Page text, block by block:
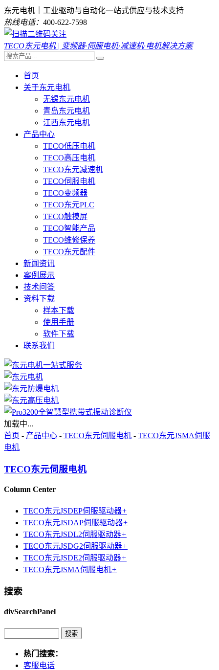
东元电机｜工业驱动与自动化一站式供应与技术支持
热线电话： 400-622-7598
TECO东元电机 | 变频器·伺服电机·减速机·电机解决方案
首页
关于东元电机
无锡东元电机
青岛东元电机
江西东元电机
产品中心
TECO低压电机
TECO高压电机
TECO东元减速机
TECO伺服电机
TECO变频器
TECO东元PLC
TECO触摸屏
TECO智能产品
TECO维修保养
TECO东元配件
新闻资讯
案例展示
技术问答
资料下载
样本下载
使用手册
软件下载
联系我们
加载中...
首页 - 产品中心 - TECO东元伺服电机 - TECO东元JSMA伺服
电机
TECO东元伺服电机
Column Center
TECO东元JSDEP伺服驱动器+
TECO东元JSDAP伺服驱动器+
TECO东元JSDL2伺服驱动器+
TECO东元JSDG2伺服驱动器+
TECO东元JSDE2伺服驱动器+
TECO东元JSMA伺服电机+
搜索
divSearchPanel
热门搜索：
客服电话